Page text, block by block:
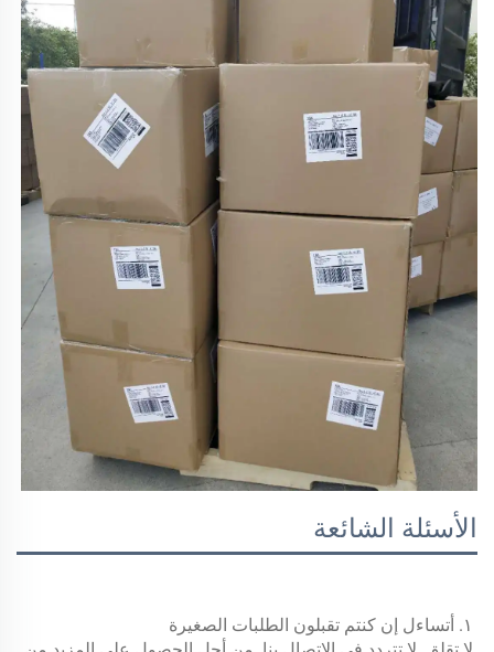
الأسئلة الشائعة
١. أتساءل إن كنتم تقبلون الطلبات الصغيرة